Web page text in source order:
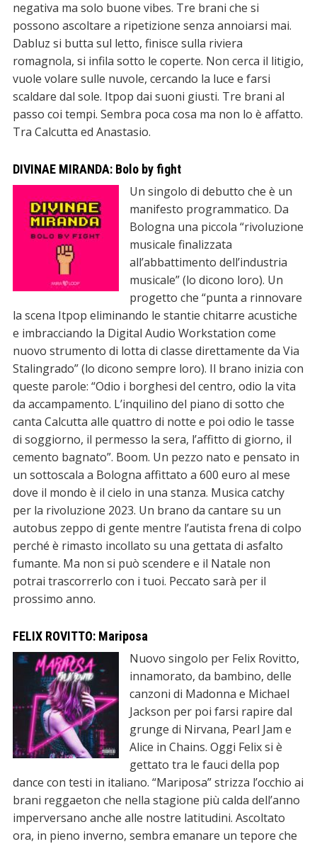
negativa ma solo buone vibes. Tre brani che si
possono ascoltare a ripetizione senza annoiarsi mai.
Dabluz si butta sul letto, finisce sulla riviera
romagnola, si infila sotto le coperte. Non cerca il litigio,
vuole volare sulle nuvole, cercando la luce e farsi
scaldare dal sole. Itpop dai suoni giusti. Tre brani al
passo coi tempi. Sembra poca cosa ma non lo è affatto.
Tra Calcutta ed Anastasio.
DIVINAE MIRANDA: Bolo by fight
Un singolo di debutto che è un
manifesto programmatico. Da
Bologna una piccola “rivoluzione
musicale finalizzata
all’abbattimento dell’industria
musicale” (lo dicono loro). Un
progetto che “punta a rinnovare
la scena Itpop eliminando le stantie chitarre acustiche
e imbracciando la Digital Audio Workstation come
nuovo strumento di lotta di classe direttamente da Via
Stalingrado” (lo dicono sempre loro). Il brano inizia con
queste parole: “Odio i borghesi del centro, odio la vita
da accampamento. L’inquilino del piano di sotto che
canta Calcutta alle quattro di notte e poi odio le tasse
di soggiorno, il permesso la sera, l’affitto di giorno, il
cemento bagnato”. Boom. Un pezzo nato e pensato in
un sottoscala a Bologna affittato a 600 euro al mese
dove il mondo è il cielo in una stanza. Musica catchy
per la rivoluzione 2023. Un brano da cantare su un
autobus zeppo di gente mentre l’autista frena di colpo
perché è rimasto incollato su una gettata di asfalto
fumante. Ma non si può scendere e il Natale non
potrai trascorrerlo con i tuoi. Peccato sarà per il
prossimo anno.
FELIX ROVITTO: Mariposa
Nuovo singolo per Felix Rovitto,
innamorato, da bambino, delle
canzoni di Madonna e Michael
Jackson per poi farsi rapire dal
grunge di Nirvana, Pearl Jam e
Alice in Chains. Oggi Felix si è
gettato tra le fauci della pop
dance con testi in italiano. “Mariposa” strizza l’occhio ai
brani reggaeton che nella stagione più calda dell’anno
imperversano anche alle nostre latitudini. Ascoltato
ora, in pieno inverno, sembra emanare un tepore che